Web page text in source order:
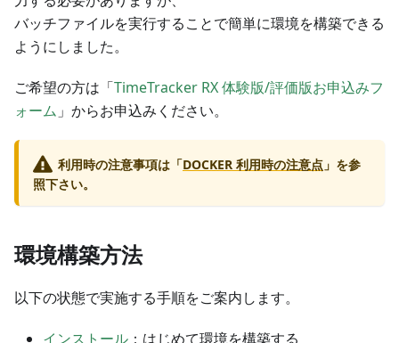
バッチファイルを実行することで簡単に環境を構築できる
ようにしました。
ご希望の方は「TimeTracker RX 体験版/評価版お申込みフ
ォーム 」からお申込みください。
利用時の注意事項は「DOCKER 利用時の注意点」を参
照下さい。
環境構築方法
以下の状態で実施する手順をご案内します。
インストール ：はじめて環境を構築する